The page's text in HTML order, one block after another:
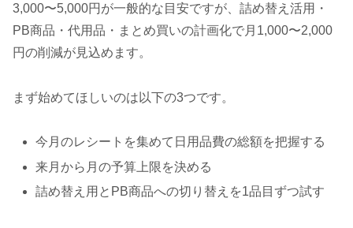
3,000〜5,000円が一般的な目安ですが、詰め替え活用・
PB商品・代用品・まとめ買いの計画化で月1,000〜2,000
円の削減が見込めます。
まず始めてほしいのは以下の3つです。
今月のレシートを集めて日用品費の総額を把握する
来月から月の予算上限を決める
詰め替え用とPB商品への切り替えを1品目ずつ試す